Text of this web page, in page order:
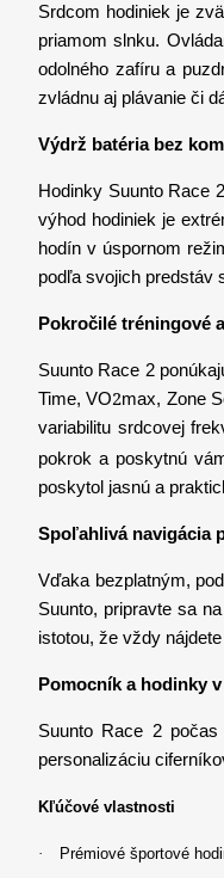
Srdcom hodiniek je
priamom slnku.
odolného zafíru a
zvládnu aj plávanie či
Výdrž batéria bez
Hodinky Suunto Race
výhod hodiniek je
hodín v úspornom
podľa svojich predstáv
Pokročilé tréningové
Suunto Race 2
Time, VO2max, Zone
variabilitu srdcovej
pokrok a poskytnú
poskytol jasnú a
Spoľahlivá navigácia
Vďaka bezplatným,
Suunto, pripravte sa
istotou, že vždy
Pomocník a hodinky
Suunto Race 2
personalizáciu
Kľúčové vlastnosti
· Prémiové športové